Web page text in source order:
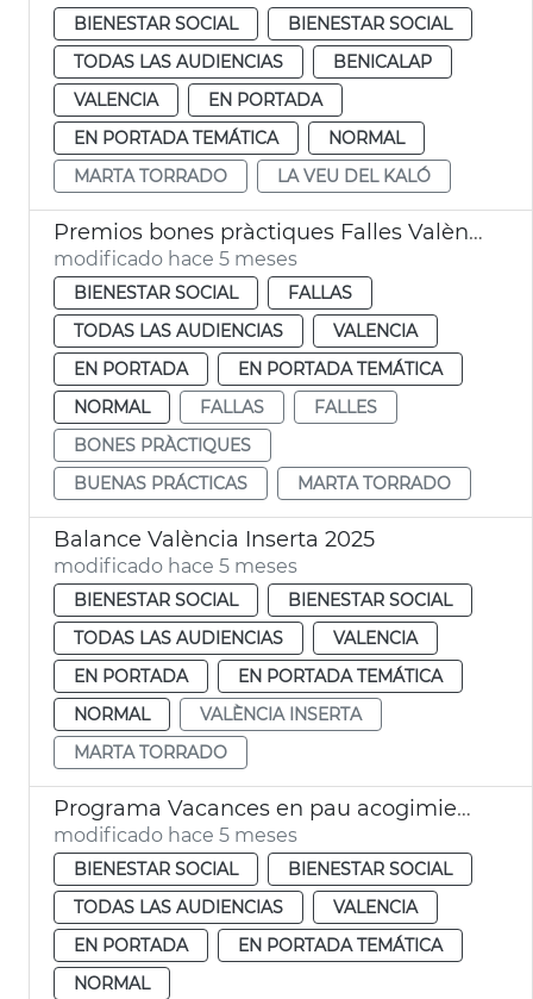
BIENESTAR SOCIAL
BIENESTAR SOCIAL
TODAS LAS AUDIENCIAS
BENICALAP
VALENCIA
EN PORTADA
EN PORTADA TEMÁTICA
NORMAL
MARTA TORRADO
LA VEU DEL KALÓ
Premios bones pràctiques Falles València
modificado hace 5 meses
BIENESTAR SOCIAL
FALLAS
TODAS LAS AUDIENCIAS
VALENCIA
EN PORTADA
EN PORTADA TEMÁTICA
NORMAL
FALLAS
FALLES
BONES PRÀCTIQUES
BUENAS PRÁCTICAS
MARTA TORRADO
Balance València Inserta 2025
modificado hace 5 meses
BIENESTAR SOCIAL
BIENESTAR SOCIAL
TODAS LAS AUDIENCIAS
VALENCIA
EN PORTADA
EN PORTADA TEMÁTICA
NORMAL
VALÈNCIA INSERTA
MARTA TORRADO
Programa Vacances en pau acogimiento niños saharauis
modificado hace 5 meses
BIENESTAR SOCIAL
BIENESTAR SOCIAL
TODAS LAS AUDIENCIAS
VALENCIA
EN PORTADA
EN PORTADA TEMÁTICA
NORMAL